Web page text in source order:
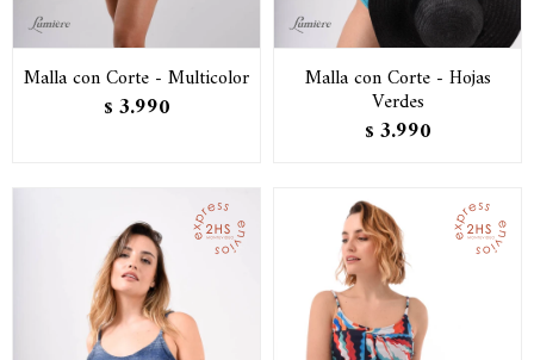
Malla con Corte - Multicolor
$ 3.990
Malla con Corte - Hojas
Verdes
$ 3.990